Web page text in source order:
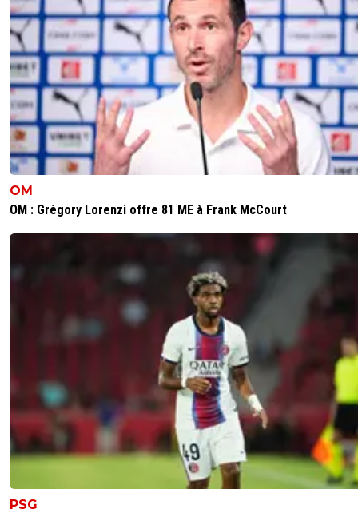
OM
OM : Grégory Lorenzi offre 81 ME à Frank McCourt
PSG